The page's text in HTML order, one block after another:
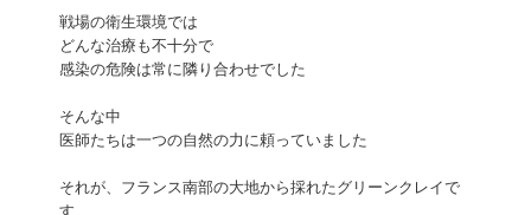
戦場の衛生環境では
どんな治療も不十分で
感染の危険は常に隣り合わせでした
そんな中
医師たちは一つの自然の力に頼っていました
それが、フランス南部の大地から採れたグリーンクレイで